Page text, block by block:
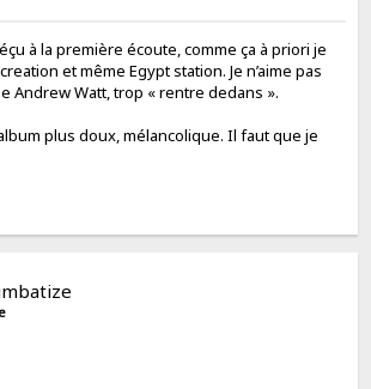
à la première écoute, comme ça à priori je
et même Egypt station. Je n’aime pas
Andrew Watt, trop « rentre dedans ».
plus doux, mélancolique. Il faut que je